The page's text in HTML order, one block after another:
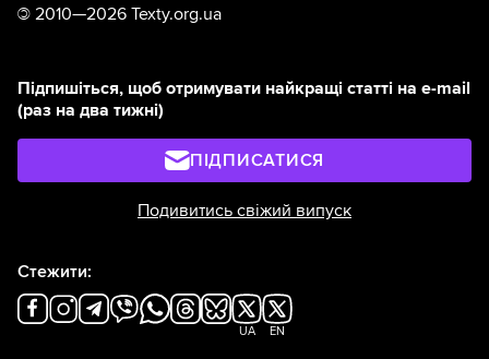
© 2010—2026 Texty.org.ua
Підпишіться, щоб отримувати найкращі статті на e-mail
(раз на два тижні)
ПІДПИСАТИСЯ
Подивитись свіжий випуск
Стежити:
UA EN